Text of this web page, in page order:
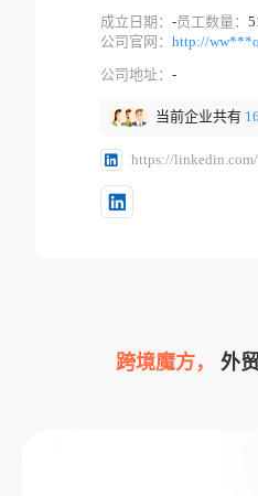
成立日期： -员工数量：
公司官网： http://
公司地址： -
当前企业共有 16
https://
跨境魔方， 外